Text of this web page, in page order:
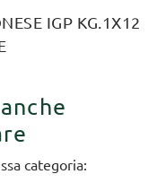
IGP KG.1X12
categoria: